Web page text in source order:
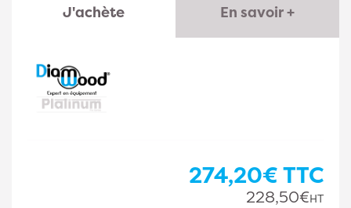
J'achète En savoir +
274,20€TTC
228,50€HT